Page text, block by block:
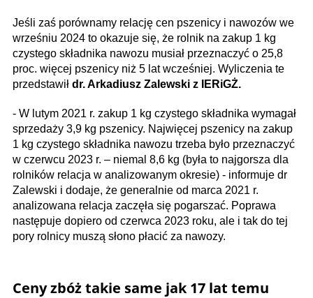
Jeśli zaś porównamy relację cen pszenicy i nawozów we
wrześniu 2024 to okazuje się, że rolnik na zakup 1 kg
czystego składnika nawozu musiał przeznaczyć o 25,8
proc. więcej pszenicy niż 5 lat wcześniej. Wyliczenia te
przedstawił dr. Arkadiusz Zalewski z IERiGŻ.
- W lutym 2021 r. zakup 1 kg czystego składnika wymagał
sprzedaży 3,9 kg pszenicy. Najwięcej pszenicy na zakup
1 kg czystego składnika nawozu trzeba było przeznaczyć
w czerwcu 2023 r. – niemal 8,6 kg (była to najgorsza dla
rolników relacja w analizowanym okresie) - informuje dr
Zalewski i dodaje, że generalnie od marca 2021 r.
analizowana relacja zaczęła się pogarszać. Poprawa
następuje dopiero od czerwca 2023 roku, ale i tak do tej
pory rolnicy muszą słono płacić za nawozy.
Ceny zbóż takie same jak 17 lat temu